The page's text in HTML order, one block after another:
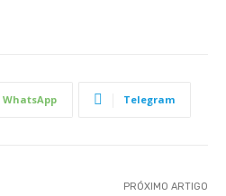
WhatsApp Telegram
PRÓXIMO ARTIGO